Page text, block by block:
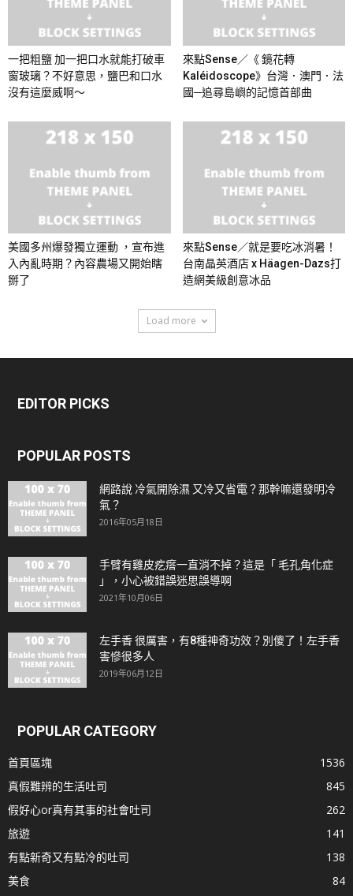
一把粗鹽 加一把口水就能打破車
窗玻璃？不好意思，鹽巴和口水
沒有這麼威啊～
來點Sense／《 鏡花轉
Kaléidoscope》台灣．澳門．法
國─追尋島嶼的記憶首部曲
美國多州爆發獨立運動 ，宣布進
入內亂時期？內容農場又開始瞎
掰了
來點Sense／就是要吃冰消暑！
台南晶英酒店 x Häagen-Dazs打
造網美級創意冰品
Load more
EDITOR PICKS
POPULAR POSTS
網路說 冷氣開除濕 又冷又省電？那幹嘛還發明冷
氣？
2016年05月18日
手臂有雞皮疙瘩一直消不掉？這是「 毛孔角化症
」，小心被錯誤迷思誤導啊
2021年10月06日
左手香 很厲害，有8種神奇功效？別傻了！左手香
害慘很多人
2019年06月12日
POPULAR CATEGORY
首頁區塊
1536
真假難辨的生活吐司
845
假好心or真有其事的社會吐司
262
旅遊
141
有點新奇又有點冷的吐司
138
美食
84